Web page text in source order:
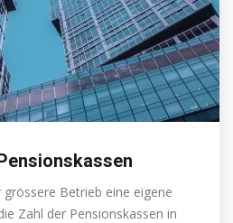
Betrieb eine eigene
Zahl der Pensionskassen in